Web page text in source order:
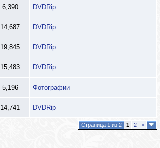
6,390 DVDRip
14,687 DVDRip
19,845 DVDRip
15,483 DVDRip
5,196 Фотографии
14,741 DVDRip
Страница 1 из 2 1 2 >